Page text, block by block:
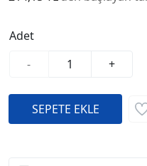
Adet
-
+